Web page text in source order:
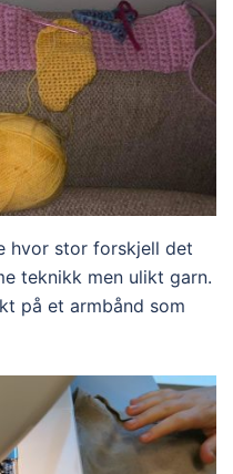
hvor stor forskjell det
teknikk men ulikt garn.
på et armbånd som